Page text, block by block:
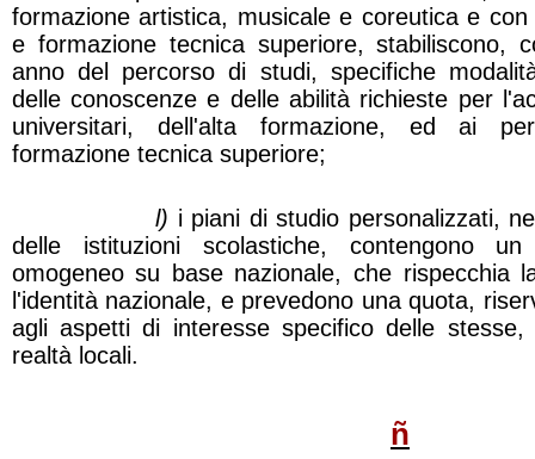
formazione artistica, musicale e coreutica e
e formazione tecnica superiore, stabiliscono,
anno del percorso di studi, specifiche
delle conoscenze e delle abilità richieste per
universitari, dell'alta formazione, ed ai
formazione tecnica superiore;
l) i piani di studio personalizzati,
delle istituzioni scolastiche, contengono un
omogeneo su base nazionale, che rispecchia
l'identità nazionale, e prevedono una quota,
agli aspetti di interesse specifico delle
realtà locali.
ñ